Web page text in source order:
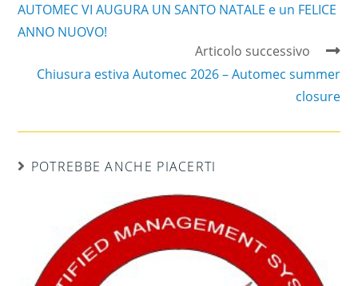
AUTOMEC VI AUGURA UN SANTO NATALE e un FELICE
ANNO NUOVO!
Articolo successivo
Chiusura estiva Automec 2026 – Automec summer
closure
POTREBBE ANCHE PIACERTI